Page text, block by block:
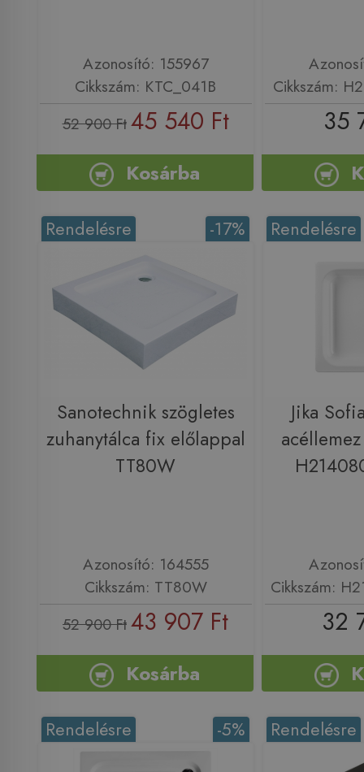
Azonosító: 155967
Cikkszám: KTC_041B
52 900 Ft 45 540 Ft
Kosárba
Cikkszám:
35
-17%
Rendelésre
Sanotechnik szögletes
zuhanytálca fix előlappal
TT80W
Azonosító: 164555
Cikkszám: TT80W
52 900 Ft43 907 Ft
Kosárba
Rendelésre
Jika
Cikkszám:
32
-5%
Rendelésre Rendelésre